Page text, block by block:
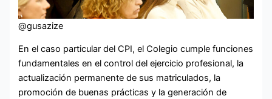
@gusazize
En el caso particular del CPI, el Colegio cumple funciones
fundamentales en el control del ejercicio profesional, la
actualización permanente de sus matriculados, la
promoción de buenas prácticas y la generación de